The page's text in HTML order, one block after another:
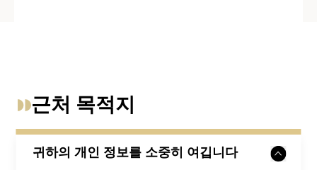
귀하의 개인 정보를 소중히 여깁니다
근처 목적지